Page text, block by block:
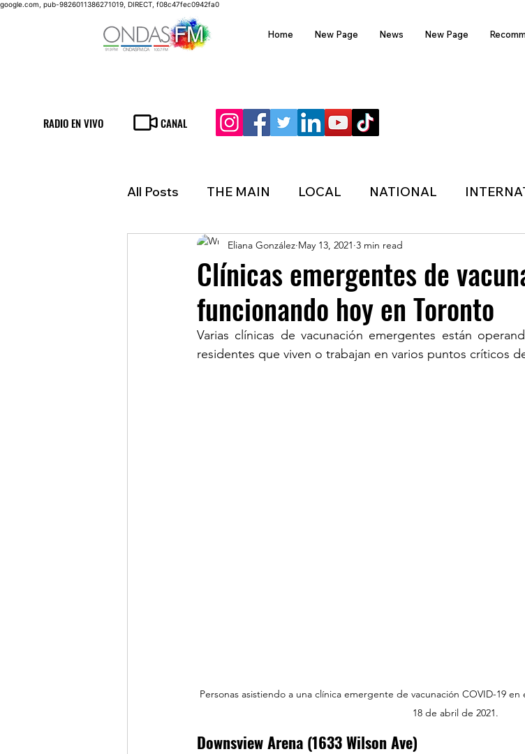
google.com, pub-9826011386271019, DIRECT, f08c47fec0942fa0
Home New Page News New Page
RADIO EN VIVO CANAL
All Posts THE MAIN LOCAL NATIONAL
LIFESTYLE FINANCE TECHNOLOGY
INMIGRATION WEATHER POLITIC ONDASFM
LINKS OF INTEREST TURISM
Clínicas emergentes de
funcionando hoy en Toronto
Eliana González May 13, 2021 3 min read
Varias clínicas de vacunación emergentes están
residentes que viven o trabajan en varios puntos críticos
Personas asistiendo a una clínica emergente de vacunación COVID-19
18 de abril de 2021.
Downsview Arena (1633 Wilson Ave)